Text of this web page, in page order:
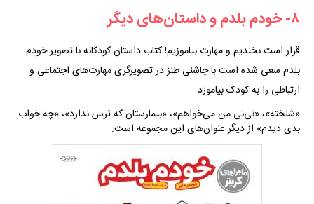
۸- خودم بلدم و داستان‌های دیگر
قرار است بخندیم و مهارت بیاموزیم! کتاب داستان کودکانه با تصویر خودم
بلدم سعی شده ‌است با چاشنی طنز در تصویرگری مهارت‌های اجتماعی و
ارتباطی را به کودک بیاموزد.
«شلخته»، «نی‌نی من می‌خواهم»، «بیمارستان که ترس ندارد»، «چه خواب
بدی دیدم» از دیگر عنوان‌های این مجموعه است.